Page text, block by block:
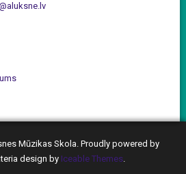
Mūzikas Skola. Proudly powered by
design by Iceable Themes.